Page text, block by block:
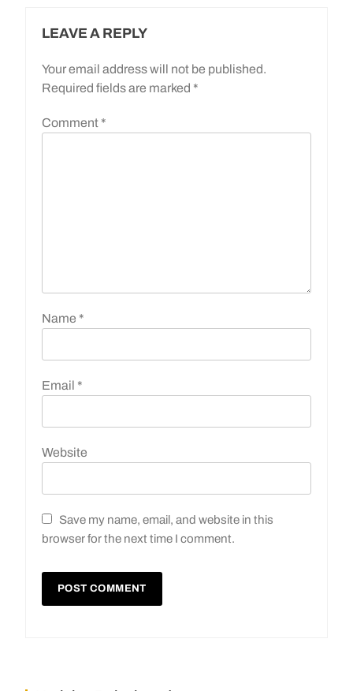
LEAVE A REPLY
Your email address will not be published.
Required fields are marked *
Comment *
Name *
Email *
Website
Save my name, email, and website in this
browser for the next time I comment.